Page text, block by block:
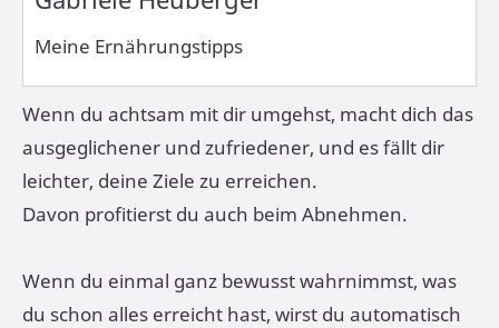
Meine Ernährungstipps
Wenn du achtsam mit dir umgehst, macht dich das
ausgeglichener und zufriedener, und es fällt dir
leichter, deine Ziele zu erreichen.
Davon profitierst du auch beim Abnehmen.
Wenn du einmal ganz bewusst wahrnimmst, was
du schon alles erreicht hast, wirst du automatisch